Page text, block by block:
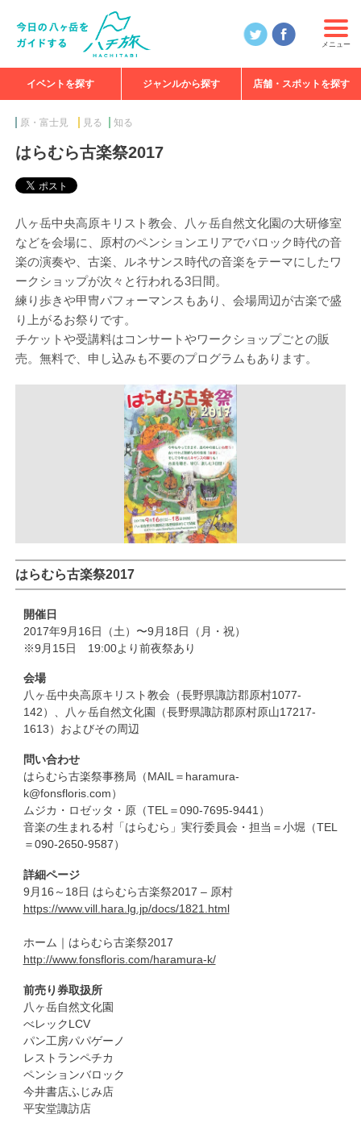
メニュー
イベントを探す ジャンルから探す 店舗・スポットを探す
原・富士見 見る 知る
はらむら古楽祭2017
八ヶ岳中央高原キリスト教会、八ヶ岳自然文化園の大研修室
などを会場に、原村のペンションエリアでバロック時代の音
楽の演奏や、古楽、ルネサンス時代の音楽をテーマにしたワ
ークショップが次々と行われる3日間。
練り歩きや甲冑パフォーマンスもあり、会場周辺が古楽で盛
り上がるお祭りです。
チケットや受講料はコンサートやワークショップごとの販
売。無料で、申し込みも不要のプログラムもあります。
はらむら古楽祭2017
開催日
2017年9月16日（土）〜9月18日（月・祝）
※9月15日 19:00より前夜祭あり
会場
八ヶ岳中央高原キリスト教会（長野県諏訪郡原村1077-
142）、八ヶ岳自然文化園（長野県諏訪郡原村原山17217-
1613）およびその周辺
問い合わせ
はらむら古楽祭事務局（MAIL＝haramura-
k@fonsfloris.com）
ムジカ・ロゼッタ・原（TEL＝090-7695-9441）
音楽の生まれる村「はらむら」実行委員会・担当＝小堀（TEL
＝090-2650-9587）
詳細ページ
9月16～18日 はらむら古楽祭2017 – 原村
https://www.vill.hara.lg.jp/docs/1821.html
ホーム｜はらむら古楽祭2017
http://www.fonsfloris.com/haramura-k/
前売り券取扱所
八ヶ岳自然文化園
べレックLCV
パン工房パパゲーノ
レストランペチカ
ペンションバロック
今井書店ふじみ店
平安堂諏訪店